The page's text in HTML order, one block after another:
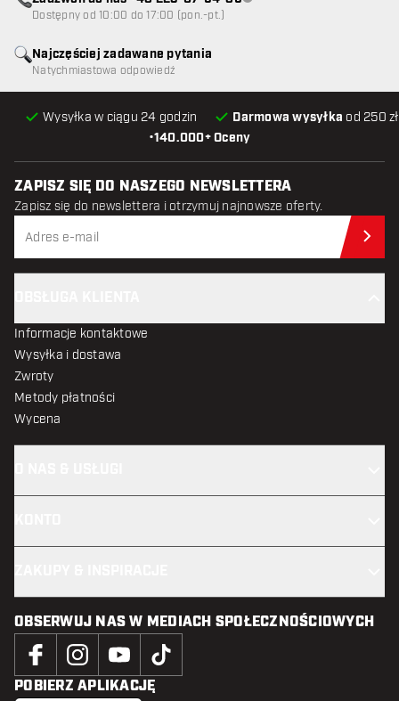
•140.000+ Oceny
Wysyłka w ciągu 24 godzin Darmowa wysyłka od 250
Najczęściej zadawane pytania
Natychmiastowa odpowiedź
Obsługa klienta niedostępna
Dostępny od 10:00 do 17:00 (pon.-pt.)
ZAPISZ SIĘ DO NASZEGO NEWSLETTERA
Zapisz się do newslettera i otrzymuj najnowsze oferty.
Informacje kontaktowe
Wysyłka i dostawa
Zwroty
Metody płatności
Wycena
OBSERWUJ NAS W MEDIACH SPOŁECZNOŚCIOWYCH
POBIERZ APLIKACJĘ